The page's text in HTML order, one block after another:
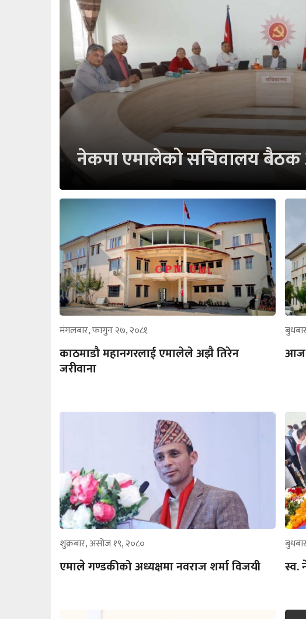
नेकपा एमालेको सचिवालय
मंगलबार, फागुन २७, २०८१
काठमाडौ महानगरलाई एमालेले अझै तिरेन
जरीवाना
आज
शुक्रबार, असोज १९, २०८०
एमाले गण्डकीको अध्यक्षमा नवराज शर्मा विजयी स्व.